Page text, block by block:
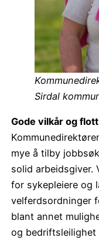
Sirdal
Gode vilkår og
mye å tilby
solid arbeidsgiver.
for sykepleiere og
velferdsordninger
blant annet
og bedriftsleilighet